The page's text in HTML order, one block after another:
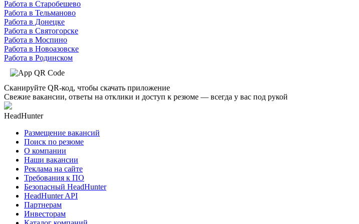
Работа в Старобешево
Работа в Тельманово
Работа в Донецке
Работа в Святогорске
Работа в Моспино
Работа в Новоазовске
Работа в Родинском
Сканируйте QR-код, чтобы скачать приложение
Свежие вакансии, ответы на отклики и доступ к резюме — всегда у вас под рукой
HeadHunter
Размещение вакансий
Поиск по резюме
О компании
Наши вакансии
Реклама на сайте
Требования к ПО
Безопасный HeadHunter
HeadHunter API
Партнерам
Инвесторам